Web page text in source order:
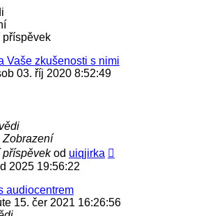
příspěvek
Vaše zkušenosti s nimi
03. říj 2020 8:52:49
Zobrazení
příspěvekod uiqjirka
2025 19:56:22
audiocentrem
15. čer 2021 16:26:56